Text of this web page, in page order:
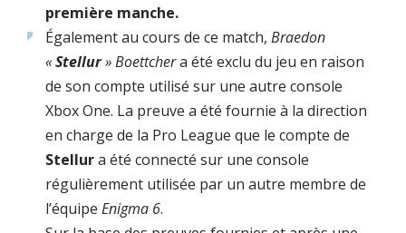
première manche.
Également au cours de ce match, Braedon
«Stellur» Boettchera été exclu du jeu en raison
de son compte utilisé sur une autre console
Xbox One. La preuve a été fournie à la direction
en charge de la Pro League que le compte de
Stellura été connecté sur une console
régulièrement utilisée par un autre membre de
l’équipe Enigma 6.